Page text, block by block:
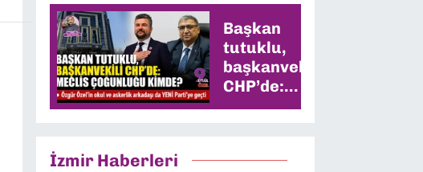
Başkan
tutuklu,
başkanvekili
CHP’de:
Meclis
İzmir Haberleri